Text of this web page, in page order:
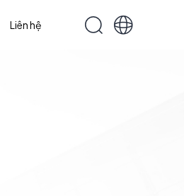
Liên hệ